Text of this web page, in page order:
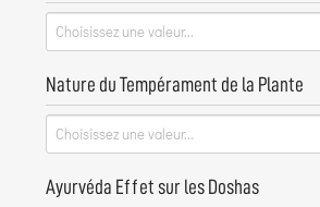
Nature du Tempérament de la Plante
Ayurvéda Effet sur les Doshas